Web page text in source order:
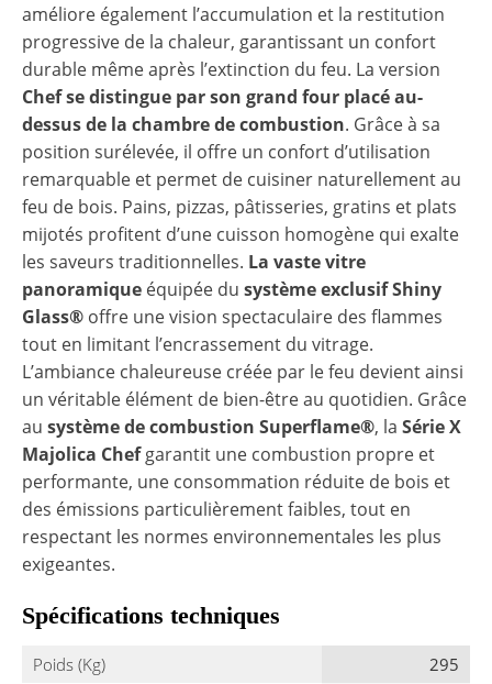
améliore également l’accumulation et la restitution
progressive de la chaleur, garantissant un confort
durable même après l’extinction du feu. La version
Chef se distingue par son grand four placé au-
dessus de la chambre de combustion. Grâce à sa
position surélevée, il offre un confort d’utilisation
remarquable et permet de cuisiner naturellement au
feu de bois. Pains, pizzas, pâtisseries, gratins et plats
mijotés profitent d’une cuisson homogène qui exalte
les saveurs traditionnelles. La vaste vitre
panoramique équipée du système exclusifShiny
Glass® offre une vision spectaculaire des flammes
tout en limitant l’encrassement du vitrage.
L’ambiance chaleureuse créée par le feu devient ainsi
un véritable élément de bien-être au quotidien. Grâce
au système de combustion Superflame®, la Série X
Majolica Chefgarantit une combustion propre et
performante, une consommation réduite de bois et
des émissions particulièrement faibles, tout en
respectant les normes environnementales les plus
exigeantes.
Spécifications techniques
Poids (Kg) 295